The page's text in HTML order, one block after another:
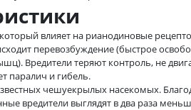
влияет на рианодиновые
перевозбуждение (быстрое
Вредители теряют контроль, не
паралич и гибель.
чешуекрылых насекомых.
вредители выглядят в два раза